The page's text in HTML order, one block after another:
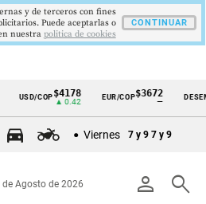
COP$4178
▲ 0.42
EUR/COP$3672
—
DESEMPLEO
Viernes 7 y 9 7 y 9
person search
de Agosto de 2026
y de terceros con fines
Puede aceptarlas o
nuestra politica de cookies
CONTINUAR